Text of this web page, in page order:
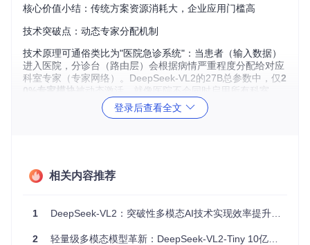
核心价值小结：传统方案资源消耗大，企业应用门槛高
技术突破点：动态专家分配机制
技术原理可通俗类比为"医院急诊系统"：当患者（输入数据）
进入医院，分诊台（路由层）会根据病情严重程度分配给对应
科室专家（专家网络）。DeepSeek-VL2的27B总参数中，仅2
0%专家模块 被动态激活，就像医院不会同时启用所有科室，
却能高效处理各类病例。
专家网络数量：32个
核心价值小结：选择性激活参数，平衡性能与资源消耗
核心优势：三层次效能提升
登录后查看全文
相关内容推荐
1 DeepSeek-VL2：突破性多模态AI技术实现效率提升30%的跨场景应用
2 轻量级多模态模型革新：DeepSeek-VL2-Tiny 10亿参数突破边缘智能交互瓶颈